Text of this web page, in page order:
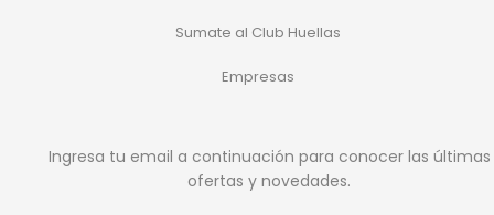
Sumate al Club Huellas
Empresas
Ingresa tu email a continuación para conocer las últimas
ofertas y novedades.